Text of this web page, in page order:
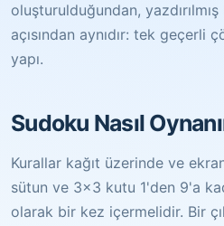
oluşturulduğundan,
açısından aynıdır: tek geçerli
yapı.
Sudoku Nasıl
Kurallar kağıt üzerinde ve
sütun ve 3x3 kutu 1'den 9'a
olarak bir kez içermelidir. Bir